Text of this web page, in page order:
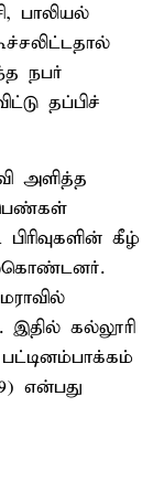
பாலியல்
நபர்
தப்பிச்
அளித்த
பெண்கள்
கீழ்
கல்லூரி
என்பது